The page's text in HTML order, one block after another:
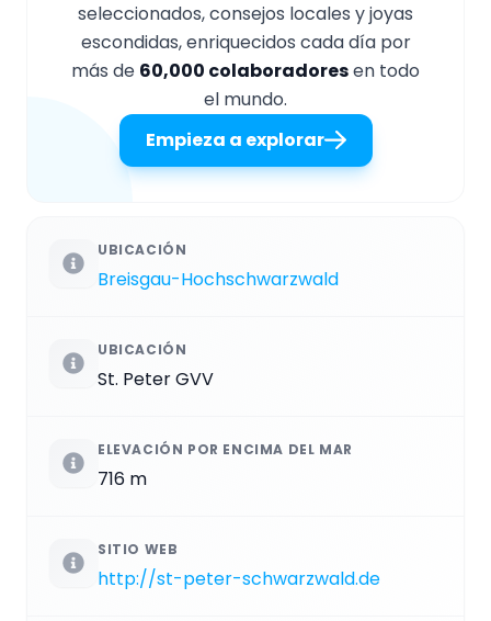
seleccionados, consejos locales y joyas
escondidas, enriquecidos cada día por
más de 60,000 colaboradoresen todo
el mundo.
Empieza a explorar
UBICACIÓN
Breisgau-Hochschwarzwald
UBICACIÓN
St. Peter GVV
ELEVACIÓN POR ENCIMA DEL MAR
716 m
SITIO WEB
http://st-peter-schwarzwald.de